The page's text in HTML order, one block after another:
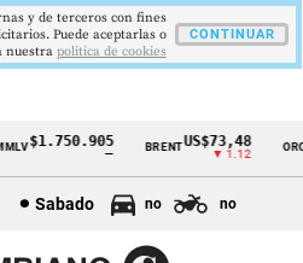
$1.750.905 BRENTUS$73,48
▼ 1.12
ORO
Sabado no no
y de terceros con fines
Puede aceptarlas o
nuestra politica de cookies
CONTINUAR